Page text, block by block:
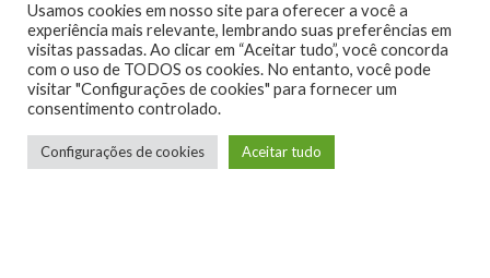
pontos da barra de Rage, e gastando esses especiais, a barra
deCataclismavai aumentando.O Cataclisma é o famoso
especial “Arrasa quarteirão”, arrebentando tudo em uma área
muito vasta e causando danos absurdos.
Usamos cookies em nosso site para oferecer a você a
experiência mais relevante, lembrando suas preferências em
visitas passadas. Ao clicar em “Aceitar tudo”, você concorda
com o uso de TODOS os cookies. No entanto, você pode
visitar "Configurações de cookies" para fornecer um
consentimento controlado.
Configurações de cookies Aceitar tudo